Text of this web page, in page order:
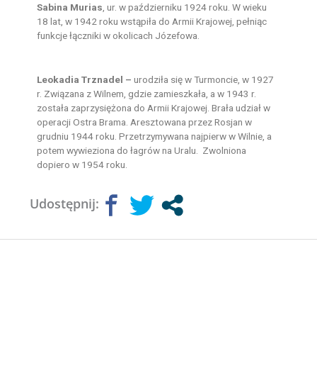
Sabina Murias , ur. w październiku 1924 roku. W wieku
18 lat, w 1942 roku wstąpiła do Armii Krajowej, pełniąc
funkcje łączniki w okolicach Józefowa.
Leokadia Trznadel –urodziła się w Turmoncie, w 1927
r. Związana z Wilnem, gdzie zamieszkała, a w 1943 r.
została zaprzysiężona do Armii Krajowej. Brała udział w
operacji Ostra Brama. Aresztowana przez Rosjan w
grudniu 1944 roku. Przetrzymywana najpierw w Wilnie, a
potem wywieziona do łagrów na Uralu. Zwolniona
dopiero w 1954 roku.
Udostępnij: